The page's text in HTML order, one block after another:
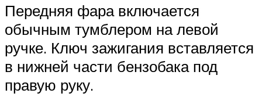
Передняя фара включается
обычным тумблером на левой
ручке. Ключ зажигания вставляется
в нижней части бензобака под
правую руку.